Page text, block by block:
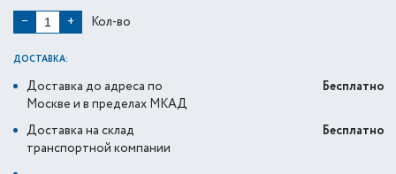
− + Кол-во
ДОСТАВКА:
Доставка до адреса по
Москве и в пределах МКАД
Бесплатно
Доставка на склад
транспортной компании
Бесплатно